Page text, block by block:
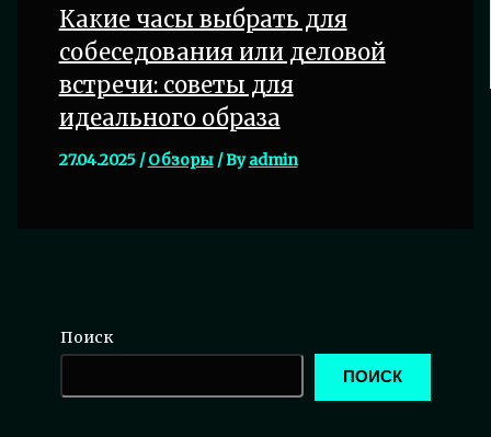
Какие часы выбрать для
собеседования или деловой
встречи: советы для
идеального образа
27.04.2025 /Обзоры/ Byadmin
Поиск
ПОИСК